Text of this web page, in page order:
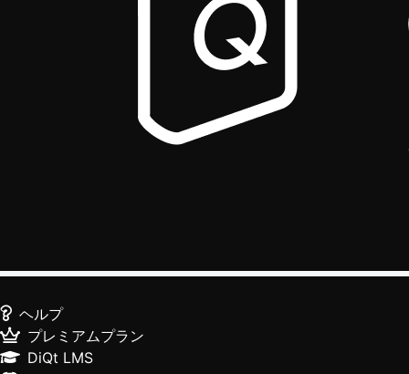
ヘルプ
プレミアムプラン
DiQt LMS